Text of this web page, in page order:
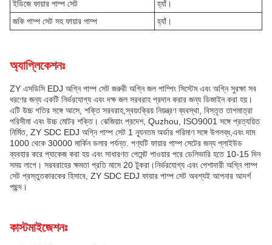
ইডিজে ফায়ার পাম্প সেট
হ্যাঁ।
জকি পাম্প সেট সহ ফায়ার পাম্প
হ্যাঁ।
অ্যাপ্লিকেশনঃ
ZY এসডিসি EDJ অগ্নি পাম্প সেট জরুরী অগ্নি জল পাম্পিং সিস্টেম এবং অগ্নি সুরক্ষা সব
ধরণের জন্য একটি নির্ভরযোগ্য এবং দক্ষ জল সরবরাহ প্রদান করার জন্য ডিজাইন করা হয়।
এটি উচ্চ গতির সঙ্গে আসে, শক্তি সরবরাহ,স্বয়ংক্রিয় নিয়ন্ত্রণ ব্যবস্থা, বিস্তৃত তাপমাত্রা
পরিসীমা এবং উচ্চ মোটর শক্তি। ঝেজিয়াং প্রদেশ, Quzhou, ISO9001 সঙ্গে প্রত্যয়িত
নির্মিত, ZY SDC EDJ অগ্নি পাম্প সেট 1 ন্যূনতম অর্ডার পরিমাণ সঙ্গে উপলব্ধ,এবং দাম
1000 থেকে 30000 মার্কিন ডলার পর্যন্ত. পণ্যটি ফায়ার পাম্প সেটের জন্য প্লাইউড
ব্যবহার করে প্যাকেজ করা হয় এবং সাধারণত পেমেন্ট পাওয়ার পরে ডেলিভারি হতে 10-15 দিন
সময় লাগে। সরবরাহের ক্ষমতা প্রতি মাসে 20 টুকরা।নির্ভরযোগ্য এবং পেশাদারী অগ্নি পাম্প
সেট প্রস্তুতকারকের হিসাবে, ZY SDC EDJ ফায়ার পাম্প সেট অবশ্যই আপনার আদর্শ
পছন্দ।
কাস্টমাইজেশনঃ